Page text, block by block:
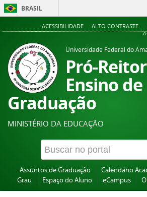
BRASIL
ACESSIBILIDADE ALTO CONTRASTE
Universidade Federal do
Pró-
Ensino de
Graduação
MINISTÉRIO DA EDUCAÇÃO
Assuntos de Graduação Calendário
Grau
Espaço do Aluno eCampus